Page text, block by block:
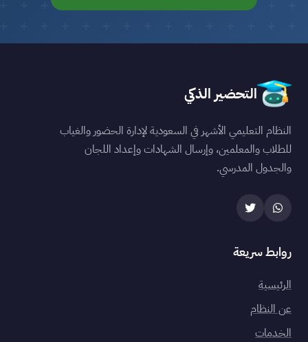
التحضير الذكي
النظام التعليمي الأشهر في السعودية لإدارة الحضور والغياب
للطلاب والمعلمين، وإرسال الشهادات وإعداد اللجان
والجدول المدرسي.
روابط سريعة
الرئيسية
عن النظام
الخدمات